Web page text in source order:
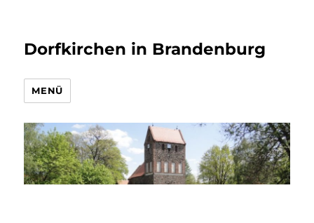
Dorfkirchen in Brandenburg
MENÜ